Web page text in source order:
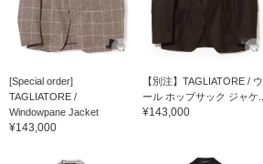
[Special order]
TAGLIATORE /
Windowpane Jacket
¥143,000
【別注】TAGLIATORE / ウ
ール ホップサック ジャケ...
¥143,000